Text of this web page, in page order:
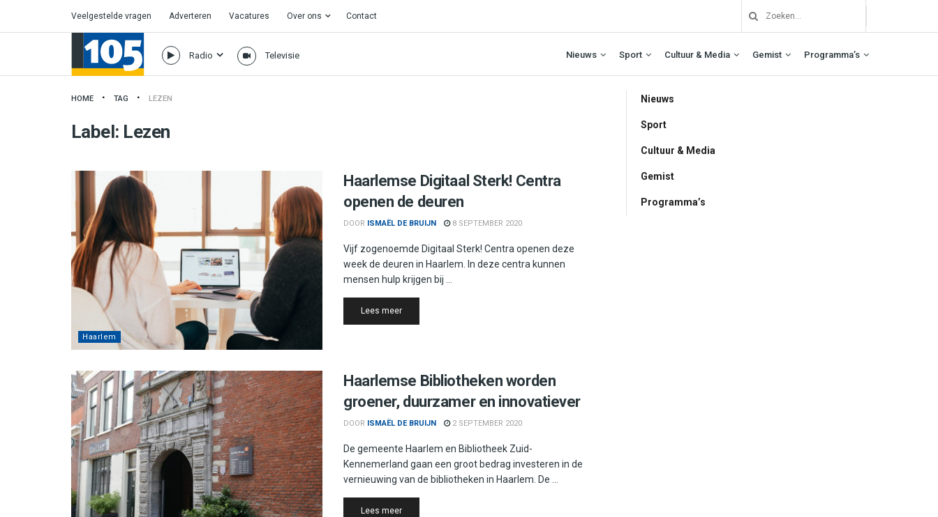
Veelgestelde vragen Adverteren Vacatures Over ons Contact
Radio Televisie Nieuws Sport Cultuur & Media Gemist Programma’s
HOME TAG LEZEN
Label: Lezen
Haarlem
Haarlemse Digitaal Sterk! Centra
openen de deuren
DOOR ISMAËL DE BRUIJN 8 SEPTEMBER 2020
Vijf zogenoemde Digitaal Sterk! Centra openen deze
week de deuren in Haarlem. In deze centra kunnen
mensen hulp krijgen bij ...
Lees meerDetails
Haarlemse Bibliotheken worden
groener, duurzamer en innovatiever
DOOR ISMAËL DE BRUIJN 2 SEPTEMBER 2020
De gemeente Haarlem en Bibliotheek Zuid-
Kennemerland gaan een groot bedrag investeren in de
vernieuwing van de bibliotheken in Haarlem. De ...
Lees meerDetails
Nieuws
Sport
Cultuur & Media
Gemist
Programma’s